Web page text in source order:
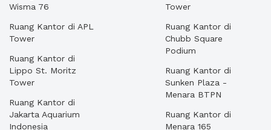
Wisma 76
Ruang Kantor di APL
Tower
Ruang Kantor di
Lippo St. Moritz
Tower
Ruang Kantor di
Jakarta Aquarium
Indonesia
Tower
Ruang Kantor di
Chubb Square
Podium
Ruang Kantor di
Sunken Plaza -
Menara BTPN
Ruang Kantor di
Menara 165